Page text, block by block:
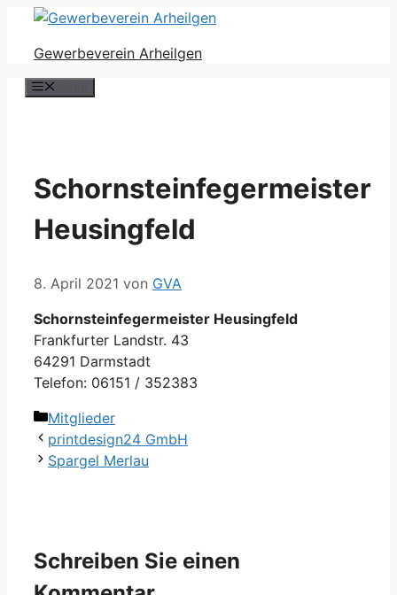
Zum
springen
Gewerbeverein Arheilgen
Schornsteinfegermeister
Heusingfeld
8. April 2021 von GVA
Schornsteinfegermeister Heusingfeld
Frankfurter Landstr. 43
64291 Darmstadt
Telefon: 06151 / 352383
Kategorien
Mitglieder
printdesign24 GmbH
Spargel Merlau
Schreiben Sie einen